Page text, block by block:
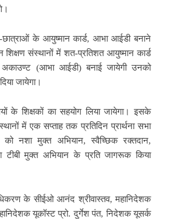
के आयुष्मान कार्ड, आभा आईडी बनाने
शिक्षण संस्थानों में शत-प्रतिशत आयुष्मान कार्ड
(आभा आईडी) बनाई जायेगी उनको
जायेगा।
के शिक्षकों का सहयोग लिया जायेगा। इसके
में एक सप्ताह तक प्रतिदिन प्रार्थना सभा
को नशा मुक्त अभियान, स्वैच्छिक रक्तदान,
टीबी मुक्त अभियान के प्रति जागरूक किया
के सीईओ आनंद श्रीवास्तव, महानिदेशक
यूकॉस्ट प्रो. दुर्गेश पंत, निदेशक यूसर्क